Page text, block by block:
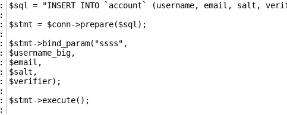
$sql = "INSERT INTO `account` (username, email, salt,
$stmt = $conn->prepare($sql);
$stmt->bind_param("ssss",
$username_big,
$email,
$salt,
$verifier);